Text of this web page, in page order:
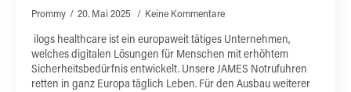
Prommy 20. Mai 2025 Keine Kommentare
ilogs healthcare ist ein europaweit tätiges Unternehmen,
welches digitalen Lösungen für Menschen mit erhöhtem
Sicherheitsbedürfnis entwickelt. Unsere JAMES Notrufuhren
retten in ganz Europa täglich Leben. Für den Ausbau weiterer